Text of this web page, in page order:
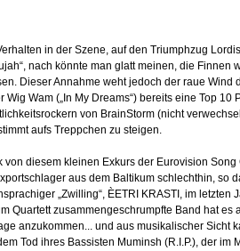
in der Szene, auf den Triumphzug
nach könnte man glatt meinen, die Finnen
Dieser Annahme weht jedoch der raue
Wig Wam („In My Dreams“) bereits eine Top
von BrainStorm (nicht
aufs Treppchen zu steigen.
von diesem kleinen Exkurs der Eurovision
aus dem Baltikum schlechthin, so
„Zwilling“, ÈETRI KRASTI, im
Quartett zusammengeschrumpfte Band hat
anzukommen... und aus musikalischer Sicht
Tod ihres Bassisten Muminsh (R.I.P.), der